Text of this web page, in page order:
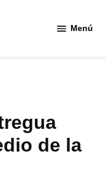
Menú
de la